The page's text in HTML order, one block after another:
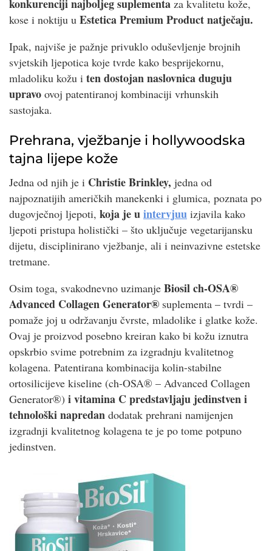
konkurenciji najboljeg suplementa za kvalitetu kože,
kose i noktiju u Estetica Premium Product natječaju.
Ipak, najviše je pažnje privuklo oduševljenje brojnih
svjetskih ljepotica koje tvrde kako besprijekornu,
mladoliku kožu i ten dostojan naslovnica duguju
upravo ovoj patentiranoj kombinaciji vrhunskih
sastojaka.
Prehrana, vježbanje i hollywoodska
tajna lijepe kože
Jedna od njih je i Christie Brinkley, jedna od
najpoznatijih američkih manekenki i glumica, poznata po
dugovječnoj ljepoti, koja je uintervjuu izjavila kako
ljepoti pristupa holistički – što uključuje vegetarijansku
dijetu, disciplinirano vježbanje, ali i neinvazivne estetske
tretmane.
Osim toga, svakodnevno uzimanje Biosil ch-OSA®
Advanced Collagen Generator® suplementa – tvrdi –
pomaže joj u održavanju čvrste, mladolike i glatke kože.
Ovaj je proizvod posebno kreiran kako bi kožu iznutra
opskrbio svime potrebnim za izgradnju kvalitetnog
kolagena. Patentirana kombinacija kolin-stabilne
ortosilicijeve kiseline (ch-OSA® – Advanced Collagen
Generator®) i vitamina C predstavljaju jedinstven i
tehnološki napredan dodatak prehrani namijenjen
izgradnji kvalitetnog kolagena te je po tome potpuno
jedinstven.